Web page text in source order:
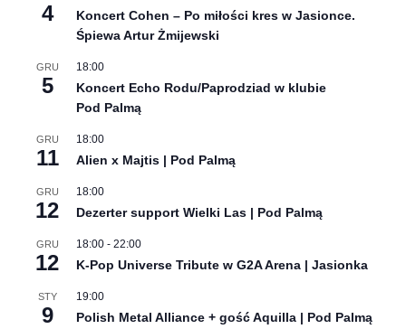
4
Koncert Cohen – Po miłości kres w Jasionce.
Śpiewa Artur Żmijewski
GRU
5
18:00
Koncert Echo Rodu/Paprodziad w klubie
Pod Palmą
GRU
11
18:00
Alien x Majtis | Pod Palmą
GRU
12
18:00
Dezerter support Wielki Las | Pod Palmą
GRU
12
18:00 - 22:00
K-Pop Universe Tribute w G2A Arena | Jasionka
STY
9
19:00
Polish Metal Alliance + gość Aquilla | Pod Palmą